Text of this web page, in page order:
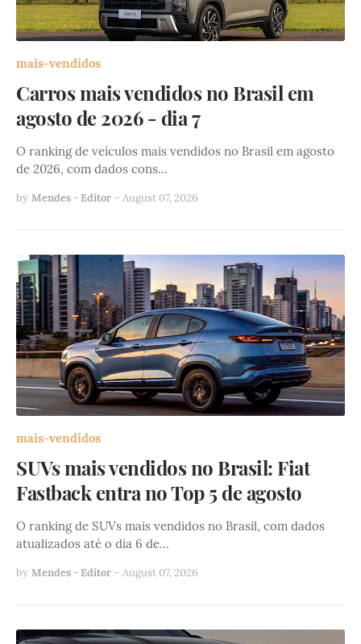
mais-vendidos
Carros mais vendidos no Brasil em
agosto de 2026 - dia 7
O ranking de veículos mais vendidos no Brasil em agosto
de 2026, com dados cons…
by Mendes - Editor - August 07, 2026
mais-vendidos
SUVs mais vendidos no Brasil: Fiat
Fastback entra no Top 5 de agosto
O ranking de SUVs mais vendidos no Brasil, com dados
atualizados até o dia 6 de…
by Mendes - Editor - August 07, 2026